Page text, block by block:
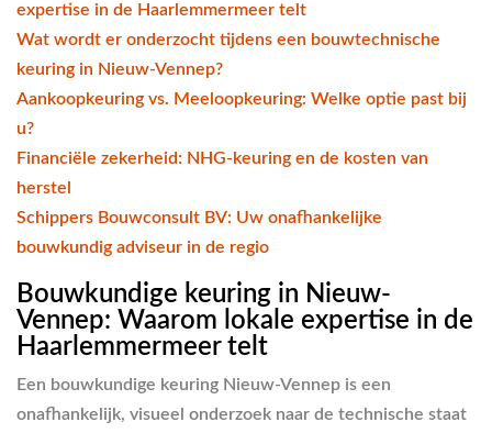
expertise in de Haarlemmermeer telt
Wat wordt er onderzocht tijdens een bouwtechnische
keuring in Nieuw-Vennep?
Aankoopkeuring vs. Meeloopkeuring: Welke optie past bij
u?
Financiële zekerheid: NHG-keuring en de kosten van
herstel
Schippers Bouwconsult BV: Uw onafhankelijke
bouwkundig adviseur in de regio
Bouwkundige keuring in Nieuw-
Vennep: Waarom lokale expertise in de
Haarlemmermeer telt
Een bouwkundige keuring Nieuw-Vennep is een
onafhankelijk, visueel onderzoek naar de technische staat